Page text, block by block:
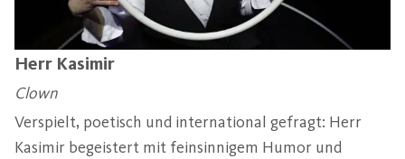
Herr Kasimir
Clown
Verspielt, poetisch und international gefragt: Herr
Kasimir begeistert mit feinsinnigem Humor und